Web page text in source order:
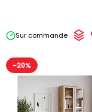
Sur commande
-20%